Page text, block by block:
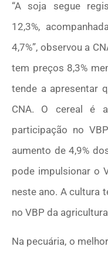
“A soja segue
12,3%,
4,7%”, observou a
tem preços 8,3%
tende a apresentar
CNA. O cereal é
participação no
aumento de 4,9%
pode impulsionar o
neste ano. A cultura
no VBP da
Na pecuária, o